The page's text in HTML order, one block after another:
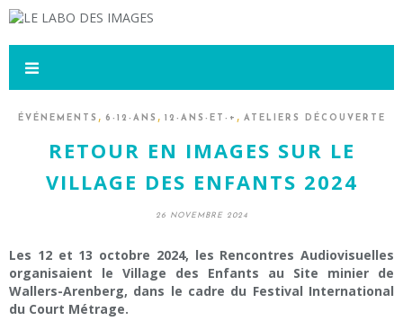
ÉVÉNEMENTS , 6-12-ANS , 12-ANS-ET-+ , ATELIERS DÉCOUVERTE
RETOUR EN IMAGES SUR LE
VILLAGE DES ENFANTS 2024
26 NOVEMBRE 2024
Les 12 et 13 octobre 2024, les Rencontres Audiovisuelles
organisaient le Village des Enfants au Site minier de
Wallers-Arenberg, dans le cadre du Festival International
du Court Métrage.